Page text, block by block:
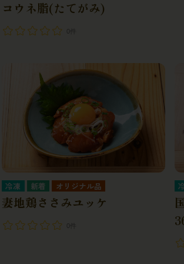
コウネ脂(たてがみ)
冷凍 オリジナル品
妻地鶏ささみユッケ